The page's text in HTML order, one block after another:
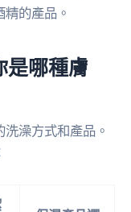
的產品。
是哪種膚
澡方式和產品。